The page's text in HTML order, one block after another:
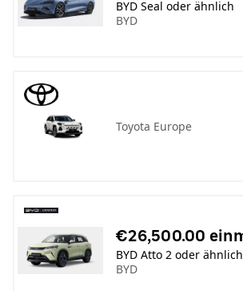
BYD Seal oder ähnlich
BYD
Toyota Europe
€26,500.00
BYD Atto 2 oder ähnlich
BYD